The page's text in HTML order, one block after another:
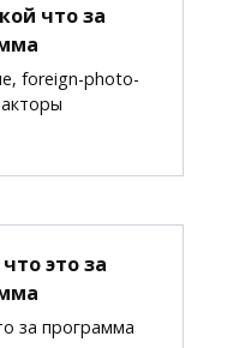
что за
foreign-photo-
это за
за программа